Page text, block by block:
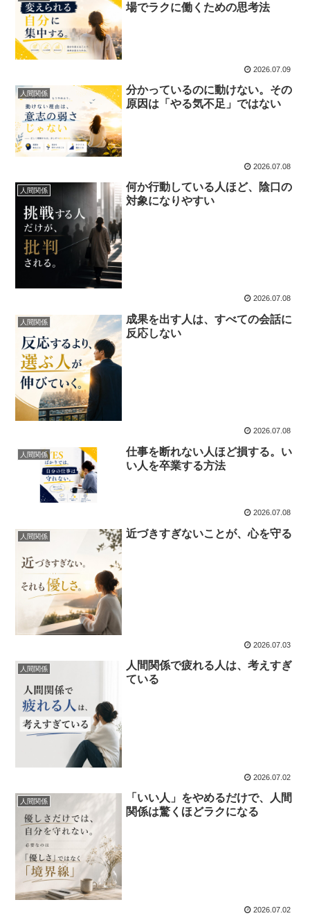
場でラクに働くための思考法
2026.07.09
人間関係
分かっているのに動けない。その
原因は「やる気不足」ではない
2026.07.08
人間関係
何か行動している人ほど、陰口の
対象になりやすい
2026.07.08
人間関係
成果を出す人は、すべての会話に
反応しない
2026.07.08
人間関係
仕事を断れない人ほど損する。い
い人を卒業する方法
2026.07.08
人間関係 近づきすぎないことが、心を守る
2026.07.03
人間関係
人間関係で疲れる人は、考えすぎ
ている
2026.07.02
人間関係
「いい人」をやめるだけで、人間
関係は驚くほどラクになる
2026.07.02